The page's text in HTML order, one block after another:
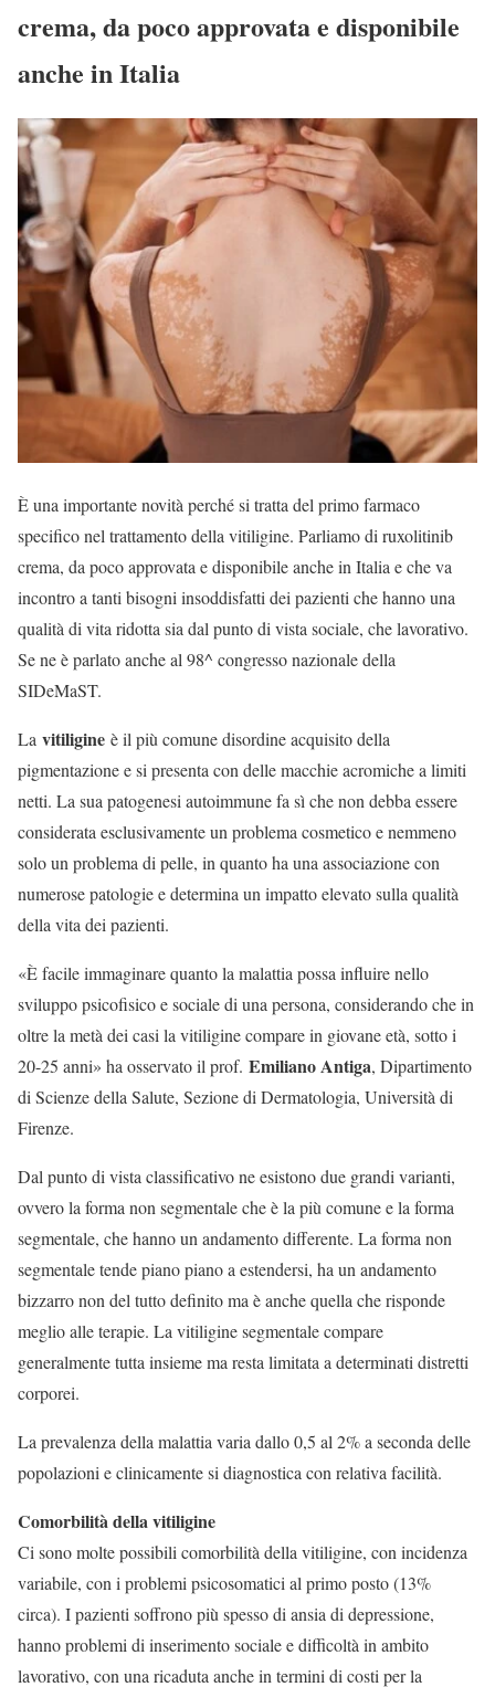
crema, da poco approvata e disponibile
anche in Italia
È una importante novità perché si tratta del primo farmaco
specifico nel trattamento della vitiligine. Parliamo di ruxolitinib
crema, da poco approvata e disponibile anche in Italia e che va
incontro a tanti bisogni insoddisfatti dei pazienti che hanno una
qualità di vita ridotta sia dal punto di vista sociale, che lavorativo.
Se ne è parlato anche al 98^ congresso nazionale della
SIDeMaST.
La vitiligine è il più comune disordine acquisito della
pigmentazione e si presenta con delle macchie acromiche a limiti
netti. La sua patogenesi autoimmune fa sì che non debba essere
considerata esclusivamente un problema cosmetico e nemmeno
solo un problema di pelle, in quanto ha una associazione con
numerose patologie e determina un impatto elevato sulla qualità
della vita dei pazienti.
«È facile immaginare quanto la malattia possa influire nello
sviluppo psicofisico e sociale di una persona, considerando che in
oltre la metà dei casi la vitiligine compare in giovane età, sotto i
20-25 anni» ha osservato il prof. Emiliano Antiga, Dipartimento
di Scienze della Salute, Sezione di Dermatologia, Università di
Firenze.
Dal punto di vista classificativo ne esistono due grandi varianti,
ovvero la forma non segmentale che è la più comune e la forma
segmentale, che hanno un andamento differente. La forma non
segmentale tende piano piano a estendersi, ha un andamento
bizzarro non del tutto definito ma è anche quella che risponde
meglio alle terapie. La vitiligine segmentale compare
generalmente tutta insieme ma resta limitata a determinati distretti
corporei.
La prevalenza della malattia varia dallo 0,5 al 2% a seconda delle
popolazioni e clinicamente si diagnostica con relativa facilità.
Comorbilità della vitiligine
Ci sono molte possibili comorbilità della vitiligine, con incidenza
variabile, con i problemi psicosomatici al primo posto (13%
circa). I pazienti soffrono più spesso di ansia di depressione,
hanno problemi di inserimento sociale e difficoltà in ambito
lavorativo, con una ricaduta anche in termini di costi per la